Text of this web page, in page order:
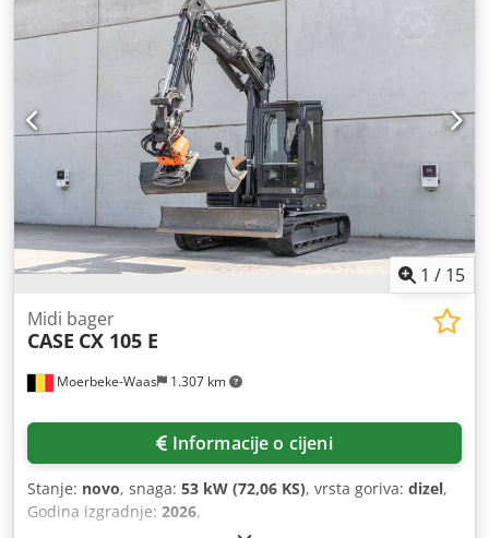
1 / 15
Moerbeke-Waas 1.307 km
Midi bager
CASE CX 105 E
Informacije o cijeni
Stanje: novo, snaga: 53 kW (72,06 KS), vrsta goriva: dizel,
Godina izgradnje: 2026,